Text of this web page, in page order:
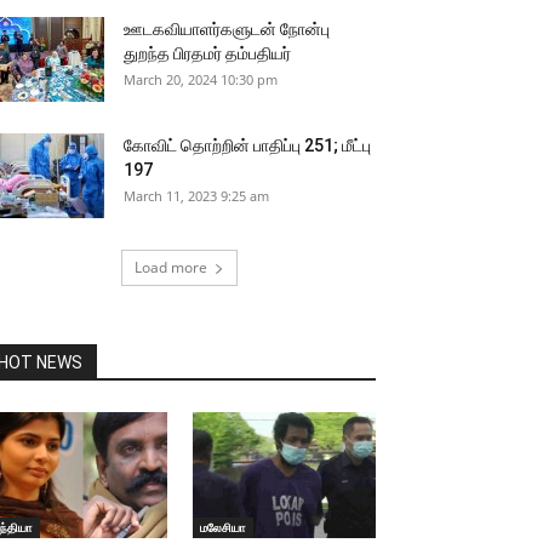
ஊடகவியாளர்களுடன் நோன்பு
துறந்த பிரதமர் தம்பதியர்
March 20, 2024 10:30 pm
கோவிட் தொற்றின் பாதிப்பு 251; மீட்பு
197
March 11, 2023 9:25 am
Load more
NEWS
மலேசியா